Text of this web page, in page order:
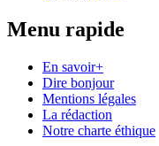
Menu rapide
En savoir+
Dire bonjour
Mentions légales
La rédaction
Notre charte éthique